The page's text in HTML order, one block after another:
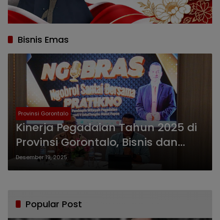
Bisnis Emas
Provinsi Gorontalo
Kinerja Pegadaian Tahun 2025 di
Provinsi Gorontalo, Bisnis dan
Gadai Tumbuh Signifikan
Desember 19, 2025
Popular Post